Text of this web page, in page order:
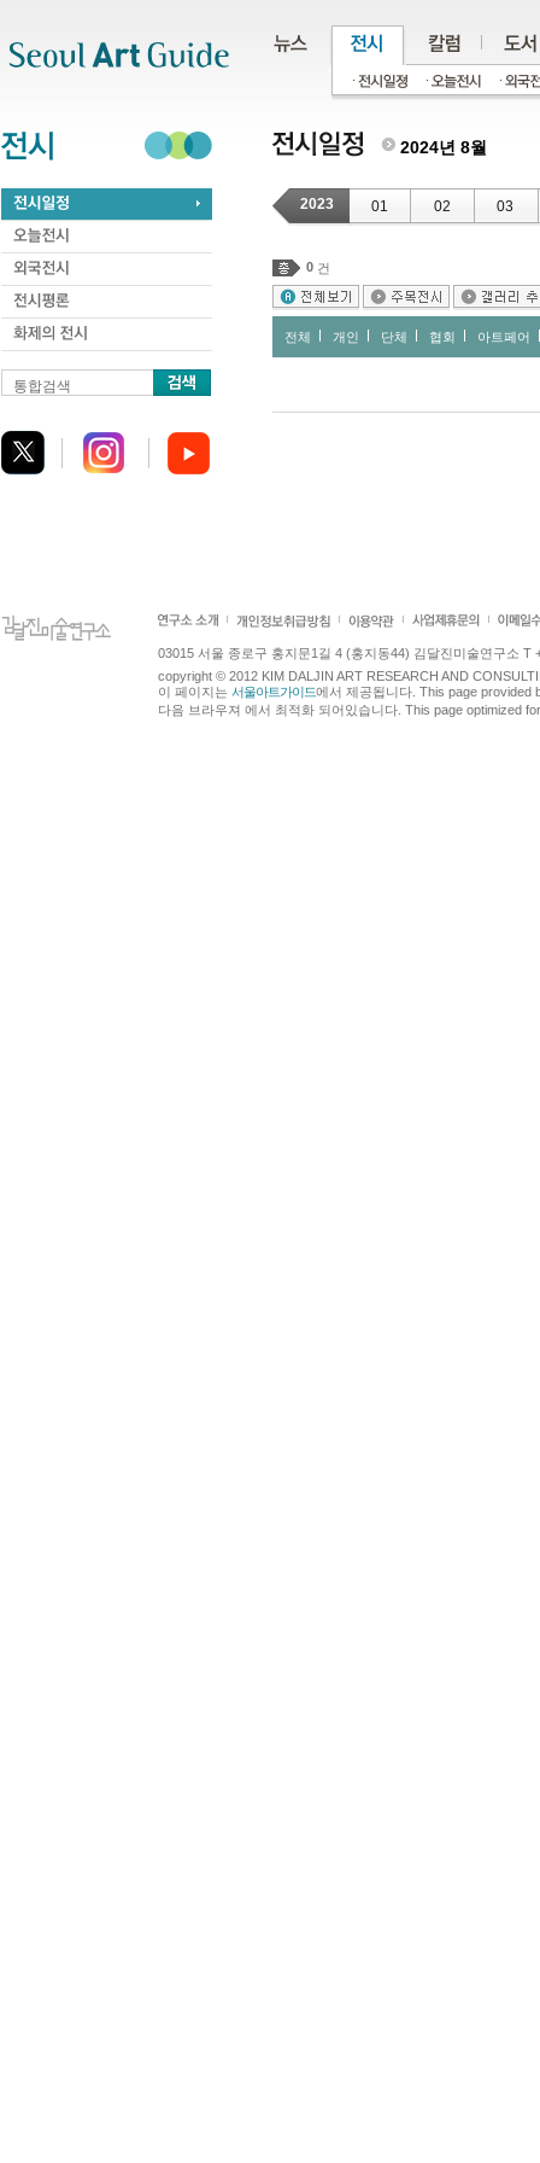
통합검색
2024년 8월
2023 01 02 03
0 건
전체 개인 단체 협회 아트페어
03015 서울 종로구 홍지문1길 4 (홍지동44) 김달진미술연구소 T
copyright © 2012 KIM DALJIN ART RESEARCH AND
이 페이지는 서울아트가이드에서 제공됩니다. This page provided
다음 브라우져 에서 최적화 되어있습니다. This page optimized